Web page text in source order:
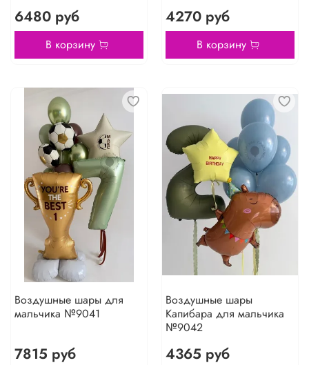
6480 руб
В корзину
4270 руб
В корзину
Воздушные шары для
мальчика №9041
7815 руб
Воздушные шары
Капибара для мальчика
№9042
4365 руб